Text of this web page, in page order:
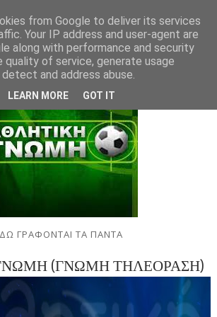
ΓΡΑΦΟΝΤΑΙ ΤΑ ΠΑΝΤΑ
(ΓΝΩΜΗ ΤΗΛΕΟΡΑΣΗ)
from Google to deliver its services
Your IP address and user-agent are
along with performance and security
quality of service, generate usage
and address abuse.
LEARN MORE GOT IT